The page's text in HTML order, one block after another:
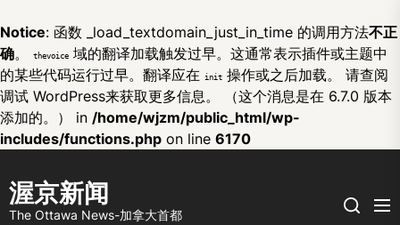
Notice: 函数 _load_textdomain_just_in_time 的调用方法不正
确。 thevoice 域的翻译加载触发过早。这通常表示插件或主题中
的某些代码运行过早。翻译应在
init 操作或之后加载。 请查阅
调试 WordPress来获取更多信息。 （这个消息是在 6.7.0 版本
添加的。） in /home/wjzm/public_html/wp-
includes/functions.php on line 6170
渥京新闻
The Ottawa News-加拿大首都
Search